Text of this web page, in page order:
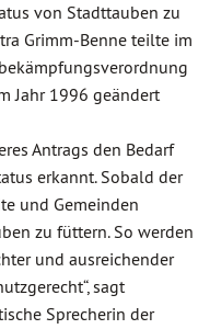
von Stadttauben zu
Grimm-Benne teilte im
Jahr 1996 geändert
Antrags den Bedarf
erkannt. Sobald der
und Gemeinden
zu füttern. So werden
und ausreichender
sagt
Sprecherin der